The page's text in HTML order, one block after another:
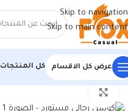
Skip to navigation
Skip to main content
عرض كل الاقسام كل المنتجات
الرئيسية/أحذية رجالي